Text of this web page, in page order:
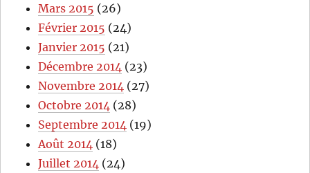
Mars 2015 (26)
Février 2015 (24)
Janvier 2015 (21)
Décembre 2014 (23)
Novembre 2014 (27)
Octobre 2014 (28)
Septembre 2014 (19)
Août 2014 (18)
Juillet 2014 (24)